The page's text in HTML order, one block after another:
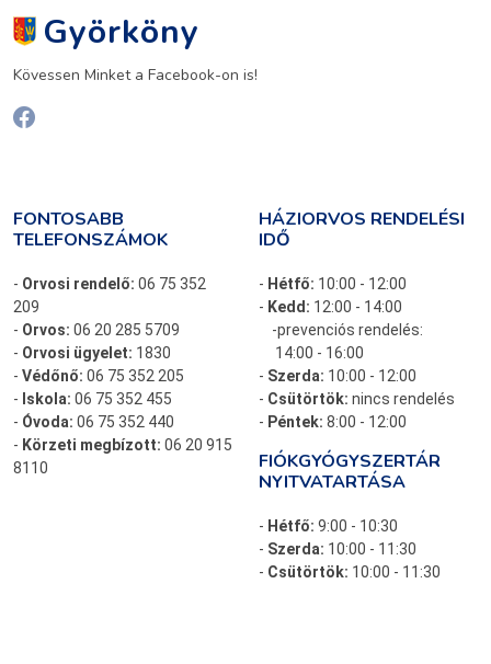
Györköny
Kövessen Minket a Facebook-on is!
FONTOSABB
TELEFONSZÁMOK
- Orvosi rendelő: 06 75 352
209
- Orvos: 06 20 285 5709
- Orvosi ügyelet: 1830
- Védőnő: 06 75 352 205
- Iskola: 06 75 352 455
- Óvoda: 06 75 352 440
- Körzeti megbízott: 06 20 915
8110
HÁZIORVOS RENDELÉSI
IDŐ
- Hétfő: 10:00 - 12:00
- Kedd: 12:00 - 14:00
-prevenciós rendelés:
14:00 - 16:00
- Szerda: 10:00 - 12:00
- Csütörtök: nincs rendelés
- Péntek: 8:00 - 12:00
FIÓKGYÓGYSZERTÁR
NYITVATARTÁSA
- Hétfő: 9:00 - 10:30
- Szerda: 10:00 - 11:30
- Csütörtök: 10:00 - 11:30